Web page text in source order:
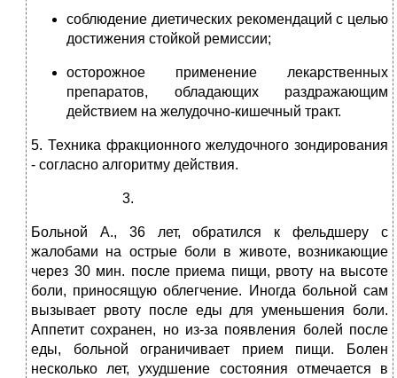
соблюдение диетических рекомендаций с целью
достижения стойкой ремиссии;
осторожное применение лекарственных
препаратов, обладающих раздражающим
действием на желудочно-кишечный тракт.
5. Техника фракционного желудочного зондирования
‑ согласно алгоритму действия.
Больной А., 36 лет, обратился к фельдшеру с
жалобами на острые боли в животе, возникающие
через 30 мин. после приема пищи, рвоту на высоте
боли, приносящую облегчение. Иногда больной сам
вызывает рвоту после еды для уменьшения боли.
Аппетит сохранен, но из-за появления болей после
еды, больной ограничивает прием пищи. Болен
несколько лет, ухудшение состояния отмечается в